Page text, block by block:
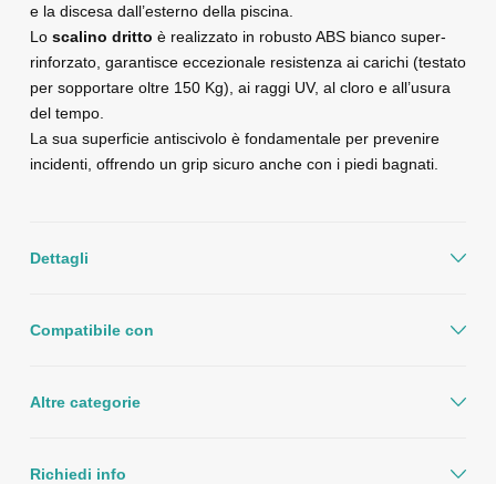
e la discesa dall’esterno della piscina.
Lo scalino dritto è realizzato in robusto ABS bianco super-
rinforzato, garantisce eccezionale resistenza ai carichi (testato
per sopportare oltre 150 Kg), ai raggi UV, al cloro e all’usura
del tempo.
La sua superficie antiscivolo è fondamentale per prevenire
incidenti, offrendo un grip sicuro anche con i piedi bagnati.
Dettagli
Compatibile con
Altre categorie
Richiedi info